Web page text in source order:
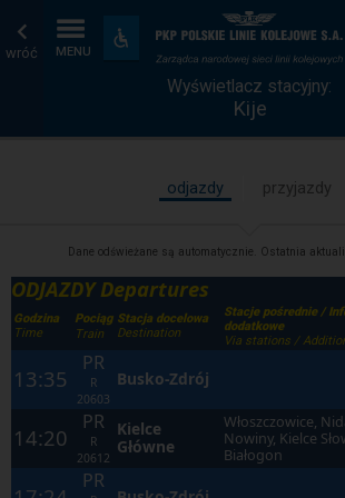
wróć MENU
Dostępność
i
udogodnienia
stacyjny
Strona
główna
Wyświetlacz stacyjny:
Kije
odjazdy przyjazdy
Dane odświeżane są automatycznie. Ostatnia
ODJAZDY Departures
Godzina
Time
Pociąg
Train
Stacja docelowa
Destination
Stacje pośrednie /
dodatkowe
Via stations /
13:35
PR
R
20603
Busko-Zdrój
14:20
PR
R
20612
Kielce
Główne
Włoszczowice,
Nowiny, Kielce
Białogon
PR